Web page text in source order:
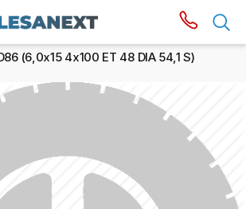
(6,0х15 4x100 ET 48 DIA 54,1 S)